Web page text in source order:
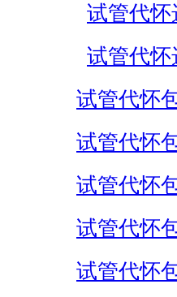
试管代怀
试管代怀
试管代怀
试管代怀
试管代怀
试管代怀
试管代怀